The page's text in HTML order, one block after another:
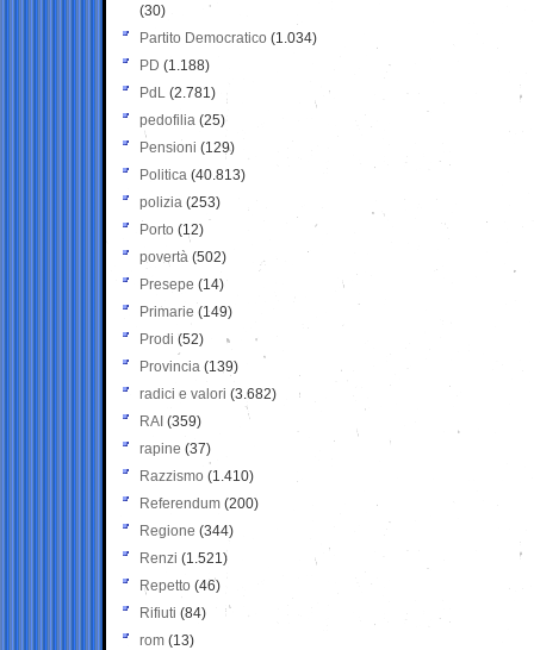
(30)
Partito Democratico (1.034)
PD (1.188)
PdL (2.781)
pedofilia (25)
Pensioni (129)
Politica (40.813)
polizia (253)
Porto (12)
povertà (502)
Presepe (14)
Primarie (149)
Prodi (52)
Provincia (139)
radici e valori (3.682)
RAI (359)
rapine (37)
Razzismo (1.410)
Referendum (200)
Regione (344)
Renzi (1.521)
Repetto (46)
Rifiuti (84)
rom (13)